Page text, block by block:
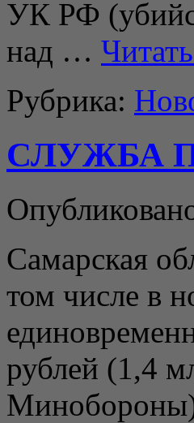
УК РФ
над …
Рубрика:
СЛУЖБА
Самарская
том числе в
рублей (1,4